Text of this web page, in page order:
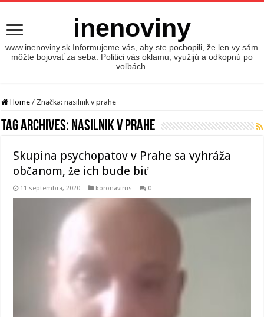
inenoviny
www.inenoviny.sk Informujeme vás, aby ste pochopili, že len vy sám
môžte bojovať za seba. Politici vás oklamu, využijú a odkopnú po
voľbách.
Home / Značka:nasilnik v prahe
Tag Archives: nasilnik v prahe
Skupina psychopatov v Prahe sa vyhráža
občanom, že ich bude biť
11 septembra, 2020 koronavírus 0